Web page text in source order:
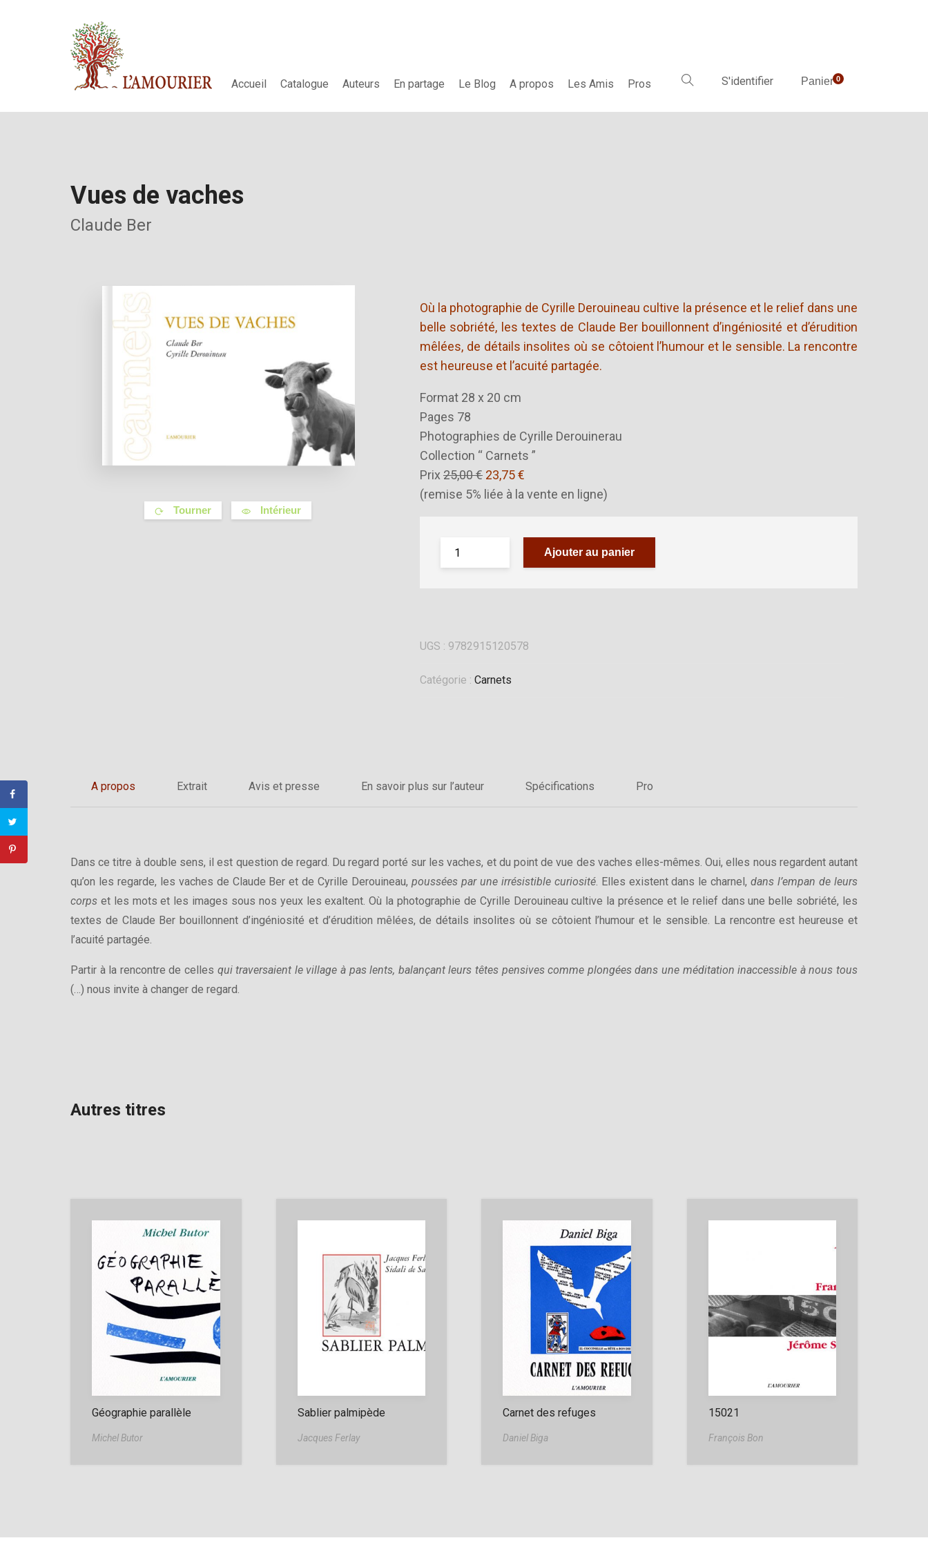
Accueil Catalogue Auteurs En partage Le Blog A propos Les Amis Pros S'identifier Panier0
Vues de vaches
Claude Ber
Tourner Intérieur
Où la photographie de Cyrille Derouineau cultive la présence et le relief dans une
belle sobriété, les textes de Claude Ber bouillonnent d’ingéniosité et d’érudition
mêlées, de détails insolites où se côtoient l’humour et le sensible. La rencontre
est heureuse et l’acuité partagée.
Format 28 x 20 cm
Pages 78
Photographies de Cyrille Derouinerau
Collection “ Carnets ”
Prix 25,00 € 23,75 €
(remise 5% liée à la vente en ligne)
Ajouter au panier
UGS : 9782915120578
Catégorie : Carnets
A propos Extrait Avis et presse En savoir plus sur l’auteur Spécifications Pro
Dans ce titre à double sens, il est question de regard. Du regard porté sur les vaches, et du point de vue des vaches elles-mêmes. Oui, elles nous regardent autant
qu’on les regarde, les vaches de Claude Ber et de Cyrille Derouineau,poussées par une irrésistible curiosité. Elles existent dans le charnel,dans l’empan de leurs
corps et les mots et les images sous nos yeux les exaltent. Où la photographie de Cyrille Derouineau cultive la présence et le relief dans une belle sobriété, les
textes de Claude Ber bouillonnent d’ingéniosité et d’érudition mêlées, de détails insolites où se côtoient l’humour et le sensible. La rencontre est heureuse et
l’acuité partagée.
Partir à la rencontre de celles qui traversaient le village à pas lents, balançant leurs têtes pensives comme plongées dans une méditation inaccessible à nous tous
(…) nous invite à changer de regard.
Autres titres
Géographie parallèle
Michel Butor
Sablier palmipède
Jacques Ferlay
Carnet des refuges
Daniel Biga
15021
François Bon